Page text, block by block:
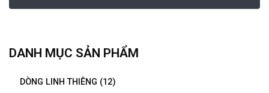
DANH MỤC SẢN PHẨM
DÒNG LINH THIÊNG (12)